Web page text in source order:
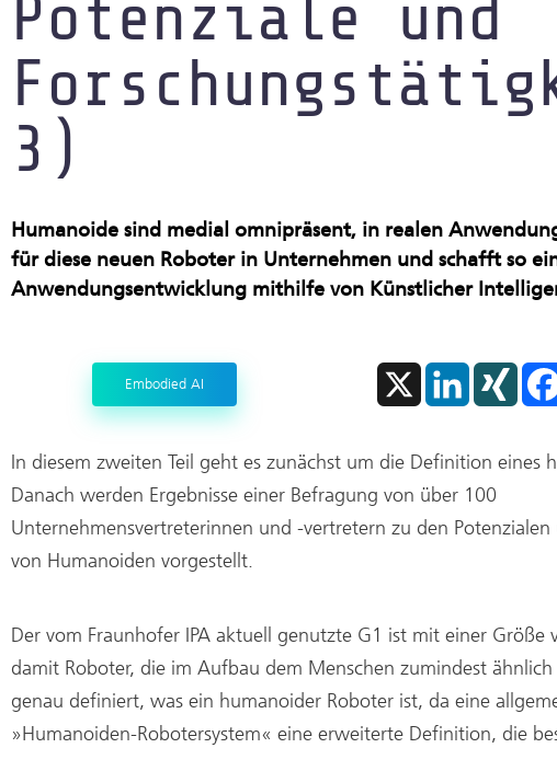
Produktion im Rein- und Trockenraum
Start-ups
Potenziale und
3)
Humanoide sind medial omnipräsent, in realen
für diese neuen Roboter in Unternehmen und schafft so
Anwendungsentwicklung mithilfe von Künstlicher
Embodied AI
X L
n
d
I
n
X
N
In diesem zweiten Teil geht es zunächst um die Definition eines
Danach werden Ergebnisse einer Befragung von über 100
Unternehmensvertreterinnen und -vertretern zu den Potenzialen
von Humanoiden vorgestellt.
Der vom Fraunhofer IPA aktuell genutzte G1 ist mit einer
damit Roboter, die im Aufbau dem Menschen zumindest
genau definiert, was ein humanoider Roboter ist, da eine
»Humanoiden-Robotersystem« eine erweiterte Definition, die